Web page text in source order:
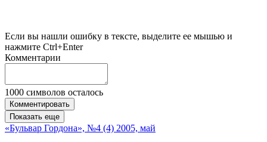
Если вы нашли ошибку в тексте, выделите ее мышью и
нажмите Ctrl+Enter
Комментарии
1000 символов осталось
Комментировать
Показать еще
«Бульвар Гордона», №4 (4) 2005, май